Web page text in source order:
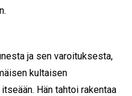
ja sen varoituksesta,
kultaisen
Hän tahtoi rakentaa